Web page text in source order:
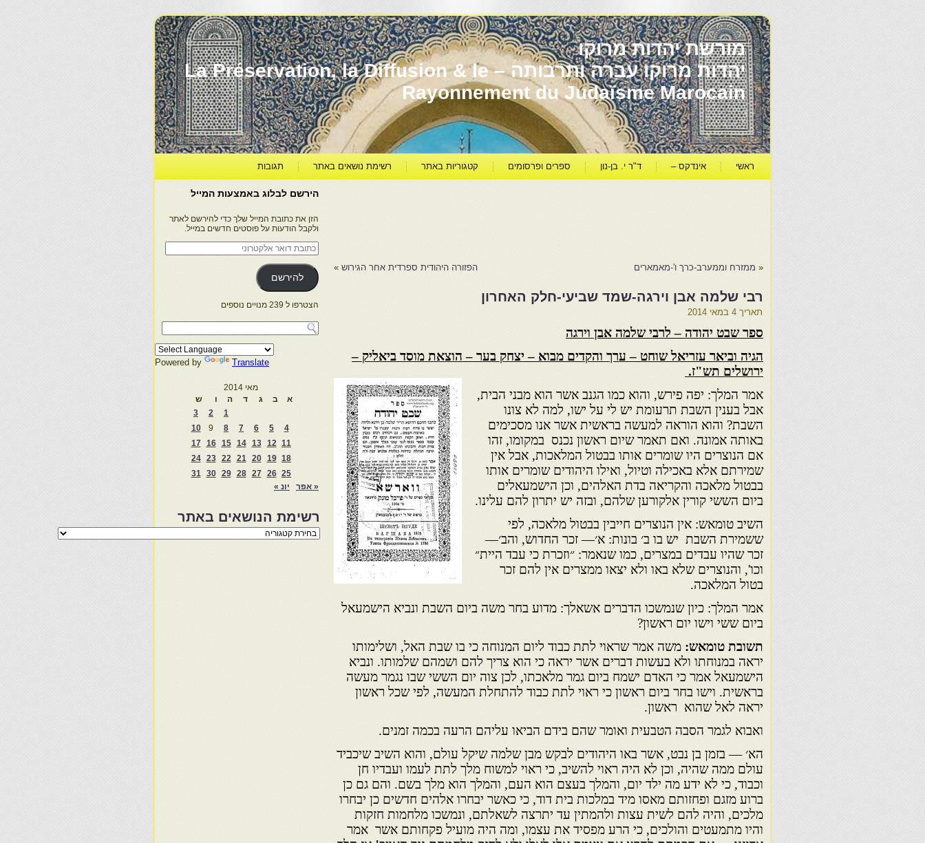
מורשת יהדות מרוקו
יהדות מרוקו עברה ותרבותה – La Préservation, la Diffusion & le
Rayonnement du Judaïsme Marocain
ראשי אינדקס – ד"ר י. בן-נון ספרים ופרסומים קטגוריות באתר רשימת נושאים באתר תגובות
« ממזרח וממערב-כרך ו'-מאמארים הפזורה היהודית ספרדית אחר הגירוש »
רבי שלמה אבן וירגה-שמד שביעי-חלק האחרון
תאריך 4 במאי 2014
ספר שבט יהודה – לרבי שלמה אבן וירגה
הגיה וביאר עזריאל שוחט – ערך והקדים מבוא – יצחק בער – הוצאת מוסד ביאליק –
ירושלים תש"ז.
אמר המלך: יפה פירש, והוא כמו הגנב אשר הוא מבני הבית,
אבל בענין השבת תרעומת יש לי על ישו, למה לא צונו
השבת? והוא הוראה למעשה בראשית אשר אנו מסכימים
באותה אמונה. ואם תאמר שיום ראשון נכנס במקומו, זהו
אם הנוצרים היו שומרים אותו בבטול המלאכות, אבל אין
שמי­רתם אלא באכילה וטיול, ואילו היהודים שומרים אותו
בבטול מלאכה וה­קריאה בדת האלהים, וכן הישמעאלים
ביום הששי קורין אלקורען שלהם, ובזה יש יתרון להם עלינו.
השיב טומאש: אין הנוצרים חייבין בבטול מלאכה, לפי
ששמירת השבת יש בו ב׳ בונות: א׳— זכר החדוש, והב׳—
זכר שהיו עבדים במצרים, כמו שנאמר: ״וזכרת כי עבד היית״
וכו', והנוצרים שלא באו ולא יצאו ממצרים אין להם זכר
בטול המלאכה.
אמר המלך: כיון שנמשכו הדברים אשאלך: מדוע בחר משה ביום השבת ונביא הישמעאל
ביום ששי וישו יום ראשון?
תשובת טומאש: משה אמר שראוי לתת כבוד ליום המנוחה כי בו שבת האל, ושלימותו
יראה במנוחתו ולא בעשות דברים אשר יראה כי הוא צריך להם ושמהם שלמותו. ונביא
הישמעאל אמר כי האדם ישמח ביום גמר מלאכ­תו, לכן צוה יום הששי שבו נגמר מעשה
בראשית. וישו בחר ביום ראשון כי ראוי לתת כבוד להתחלת המעשה, לפי שכל ראשון
יראה לאל שהוא ראשון.
ואבוא לגמר הסבה הטבעית ואומר שהם בידם הביאו עליהם הרעה בכמה זמנים.
הא׳ — בזמן בן נבט, אשר באו היהודים לבקש מבן שלמה שיקל עולם, והוא השיב שיכביד
עולם ממה שהיה, וכן לא היה ראוי להשיב, כי ראוי למשוח מלך לתת לעמו ועבדיו חן
וכבוד, כי לא ידע מה ילד יום, והמלך בעצם הוא העם, והמלך הוא מלך בשם. והם גם כן
ברוע מזגם ופחזותם מאסו מיד במלכות בית דוד, כי כאשר יבחרו אלהים חדשים כן יבחרו
מלכים, והיה להם לשית עצות ולהמתין עד יתרצה לשאלתם, ונמשכו מלחמות חזקות
והיו מתמעטים והולכים, כי הרע מפסיד את עצמו, ומה היה מועיל פקחותם אשר אמר
הירשם לבלוג באמצעות המייל
הזן את כתובת המייל שלך כדי להירשם לאתר
ולקבל הודעות על פוסטים חדשים במייל.
כתובת
דואר
אלקטרוני
להירשם
הצטרפו ל 239 מנויים נוספים
Powered by Translate
מאי 2014
א
ב ג ד ה ו
ש
1
2
3
4
5
6
7
8
9
10
11
12
13
14
15
16
17
18
19
20
21
22
23
24
25
26
27
28
29
30
31
« אפר
יונ »
רשימת הנושאים באתר
רשימת
הנושאים